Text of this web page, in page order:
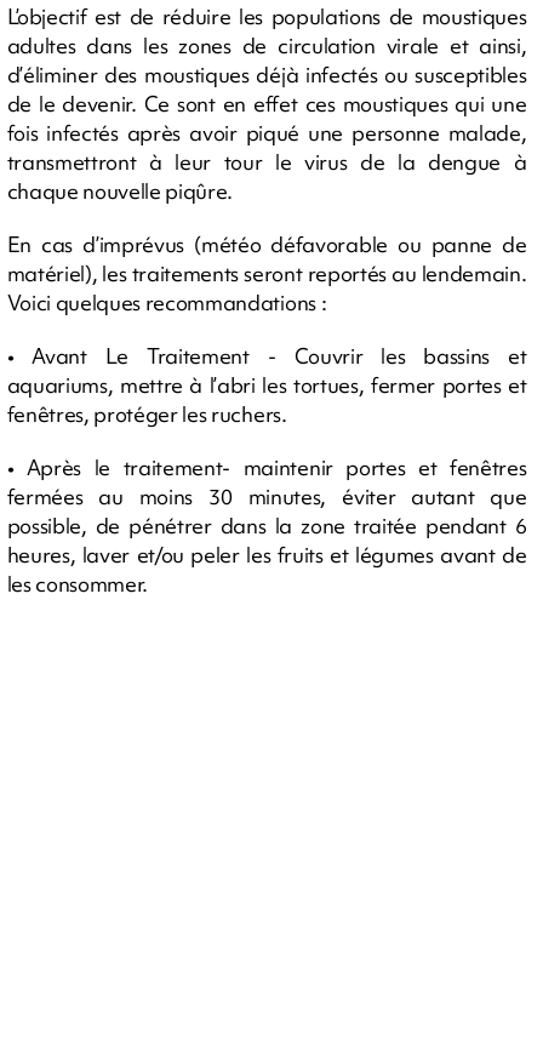
L’objectif est de réduire les populations de moustiques
adultes dans les zones de circulation virale et ainsi,
d’éliminer des moustiques déjà infectés ou susceptibles
de le devenir. Ce sont en effet ces moustiques qui une
fois infectés après avoir piqué une personne malade,
transmettront à leur tour le virus de la dengue à
chaque nouvelle piqûre.
En cas d’imprévus (météo défavorable ou panne de
matériel), les traitements seront reportés au lendemain.
Voici quelques recommandations :
• Avant Le Traitement - Couvrir les bassins et
aquariums, mettre à l’abri les tortues, fermer portes et
fenêtres, protéger les ruchers.
• Après le traitement- maintenir portes et fenêtres
fermées au moins 30 minutes, éviter autant que
possible, de pénétrer dans la zone traitée pendant 6
heures, laver et/ou peler les fruits et légumes avant de
les consommer.